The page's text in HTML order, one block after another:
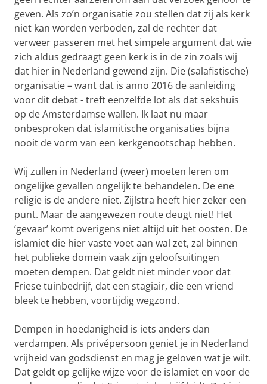
geven. Als zo’n organisatie zou stellen dat zij als kerk
niet kan worden verboden, zal de rechter dat
verweer passeren met het simpele argument dat wie
zich aldus gedraagt geen kerk is in de zin zoals wij
dat hier in Nederland gewend zijn. Die (salafistische)
organisatie – want dat is anno 2016 de aanleiding
voor dit debat - treft eenzelfde lot als dat sekshuis
op de Amsterdamse wallen. Ik laat nu maar
onbesproken dat islamitische organisaties bijna
nooit de vorm van een kerkgenootschap hebben.
Wij zullen in Nederland (weer) moeten leren om
ongelijke gevallen ongelijk te behandelen. De ene
religie is de andere niet. Zijlstra heeft hier zeker een
punt. Maar de aangewezen route deugt niet! Het
‘gevaar’ komt overigens niet altijd uit het oosten. De
islamiet die hier vaste voet aan wal zet, zal binnen
het publieke domein vaak zijn geloofsuitingen
moeten dempen. Dat geldt niet minder voor dat
Friese tuinbedrijf, dat een stagiair, die een vriend
bleek te hebben, voortijdig wegzond.
Dempen in hoedanigheid is iets anders dan
verdampen. Als privépersoon geniet je in Nederland
vrijheid van godsdienst en mag je geloven wat je wilt.
Dat geldt op gelijke wijze voor de islamiet en voor de